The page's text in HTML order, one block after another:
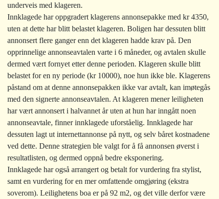
underveis med klageren.
Innklagede har oppgradert klagerens annonsepakke med kr 4350,
uten at dette har blitt belastet klageren. Boligen har dessuten blitt
annonsert flere ganger enn det klageren hadde krav på. Den
opprinnelige annonseavtalen varte i 6 måneder, og avtalen skulle
dermed vært fornyet etter denne perioden. Klageren skulle blitt
belastet for en ny periode (kr 10000), noe hun ikke ble. Klagerens
påstand om at denne annonsepakken ikke var avtalt, kan imøtegås
med den signerte annonseavtalen. At klageren mener leiligheten
har vært annonsert i halvannet år uten at hun har inngått noen
annonseavtale, finner innklagede uforståelig. Innklagede har
dessuten lagt ut internettannonse på nytt, og selv båret kostnadene
ved dette. Denne strategien ble valgt for å få annonsen øverst i
resultatlisten, og dermed oppnå bedre eksponering.
Innklagede har også arrangert og betalt for vurdering fra stylist,
samt en vurdering for en mer omfattende omgjøring (ekstra
soverom). Leilighetens boa er på 92 m2, og det ville derfor være